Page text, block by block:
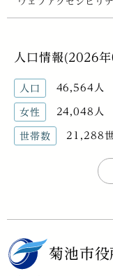
人口情報(2026
人口 46,564人
女性 24,048人
世帯数 21,288
菊池市役